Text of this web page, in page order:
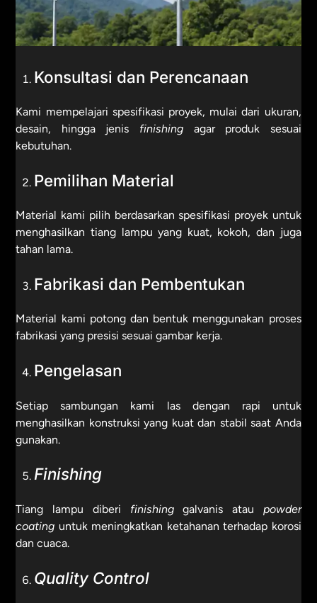
Konsultasi dan Perencanaan
Kami mempelajari spesifikasi proyek, mulai dari ukuran,
desain, hingga jenis finishing agar produk sesuai
kebutuhan.
Pemilihan Material
Material kami pilih berdasarkan spesifikasi proyek untuk
menghasilkan tiang lampu yang kuat, kokoh, dan juga
tahan lama.
Fabrikasi dan Pembentukan
Material kami potong dan bentuk menggunakan proses
fabrikasi yang presisi sesuai gambar kerja.
Pengelasan
Setiap sambungan kami las dengan rapi untuk
menghasilkan konstruksi yang kuat dan stabil saat Anda
gunakan.
Finishing
Tiang lampu diberi finishinggalvanis atau powder
coating untuk meningkatkan ketahanan terhadap korosi
dan cuaca.
Quality Control